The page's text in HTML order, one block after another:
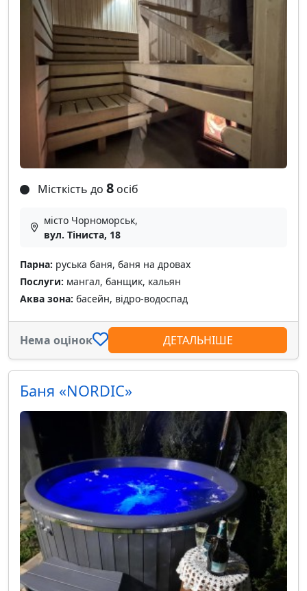
Місткість до 8 осіб
місто Чорноморськ,
вул. Тіниста, 18
Парна: руська баня, баня на дровах
Послуги: мангал, банщик, кальян
Аква зона: басейн, відро-водоспад
Нема оцінок ДЕТАЛЬНІШЕ
Баня «NORDIC»